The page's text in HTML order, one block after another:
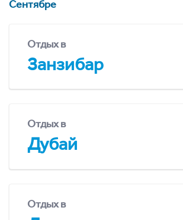
Сентябре
Отдых в
Занзибар
Отдых в
Дубай
Отдых в